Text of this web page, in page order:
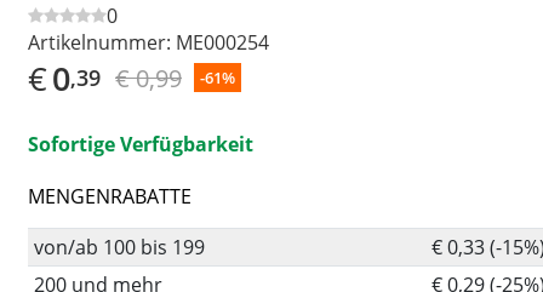
0
Artikelnummer: ME000254
€0,39 € 0,99 -61%
Sofortige Verfügbarkeit
MENGENRABATTE
von/ab 100 bis 199
€ 0,33 (-
200 und mehr
€ 0,29 (-